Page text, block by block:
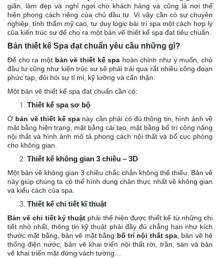
giãn, làm đẹp và nghỉ ngơi cho khách hàng và cũng là nơi thể
hiện phong cách riêng của chủ đầu tư. Vì vậy cần có sự chuyên
nghiệp, tính thẩm mỹ cao, tư duy logic bài trí spa một cách hợp lý
của kiến trúc sư để cho ra một bản vẽ thiết kế spa đạt tiêu chuẩn.
Bản thiết kế Spa đạt chuẩn yêu cầu những gì?
Để cho ra một bản vẽ thiết kế spa hoàn chỉnh như ý muốn, chủ
đầu tư cũng như kiến trúc sư sẽ phải trải qua rất nhiều công đoạn
phức tạp, đòi hỏi sự tỉ mỉ, kỹ lưỡng và cẩn thận.
Một bản vẽ thiết kế spa đạt chuẩn cần có:
Thiết kế spa sơ bộ
Ở bản vẽ thiết kế spa này cần phải có đủ thông tin, hình ảnh về
mặt bằng hiện trạng, mặt bằng cải tạo, mặt bằng bố trí công năng
nội thất và hình ảnh mô tả phong cách nội thất và bố cục phòng
cho không gian.
Thiết kế không gian 3 chiều – 3D
Một bản vẽ không gian 3 chiều chắc chắn không thể thiếu. Bản vẽ
này giúp chúng ta có thể hình dung chân thực nhất về không gian
và kiểu cách của spa.
Thiết kế chi tiết kĩ thuật
Bản vẽ chi tiết ký thuật phải thể hiện được thiết kế từ những chi
tiết nhỏ nhất, thông tin kỹ thuật phải đầy đủ chẳng hạn như kích
thước mặt bằng, bản vẽ mặt bằng bố trí nội thất spa, bản vẽ hệ
thống điện nước, bản vẽ khai triển nội thất rời, trần, sàn và bản
vẽ khai triển mặt đứng vách tường…